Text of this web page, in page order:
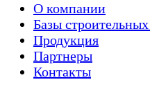
О компании
Базы
Продукция
Партнеры
Контакты